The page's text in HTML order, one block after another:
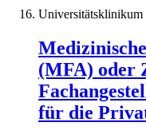
(MFA) oder
für die